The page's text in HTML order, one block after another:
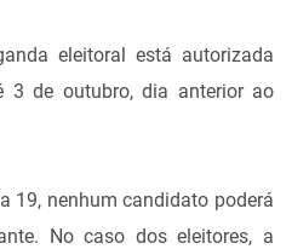
eleitoral está autorizada
3 de outubro, dia anterior ao
19, nenhum candidato poderá
No caso dos eleitores, a